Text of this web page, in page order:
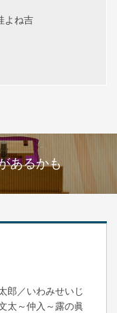
よね吉
あるかも
郎／いわみせいじ
太～仲入～露の眞